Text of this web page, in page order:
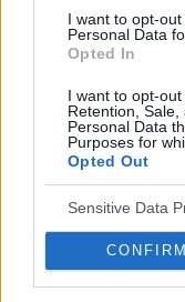
I want to opt-
Personal Data
Opted In
I want to opt-out
Retention,
Personal Data
Purposes for
Opted Out
Sensitive Data
CONFIRM
Od jakiegoś
skórę pomiędzy
biaława
Forum: